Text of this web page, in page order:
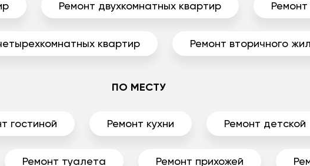
Ремонт двухкомнатных квартир
квартир Ремонт вторичного
ПО МЕСТУ
гостиной Ремонт кухни Ремонт детской
Ремонт туалета Ремонт прихожей